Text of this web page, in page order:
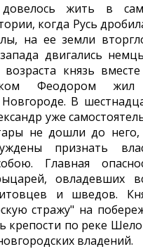
довелось жить в
когда Русь
на ее земли
двигались
князь
Феодором
В
уже
не дошли до
признать
Главная
овладевших
и шведов.
стражу" на
крепости по реке
владений.